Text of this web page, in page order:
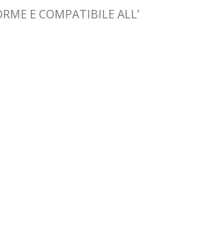
E COMPATIBILE ALL’